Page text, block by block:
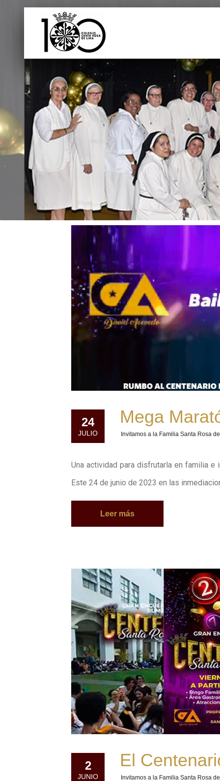
24
JULIO
Mega
Invitamos a la Familia Santa Rosa
Una actividad para disfrutarla en familia
Este 24 de junio de 2023 en las
Leer más
2
JUNIO
El
Invitamos a la Familia Santa Rosa